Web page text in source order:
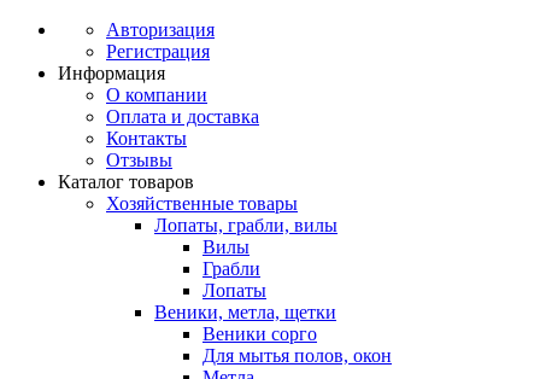
Авторизация
Регистрация
Информация
О компании
Оплата и доставка
Контакты
Отзывы
Каталог товаров
Хозяйственные товары
Лопаты, грабли, вилы
Вилы
Грабли
Лопаты
Веники, метла, щетки
Веники сорго
Для мытья полов, окон